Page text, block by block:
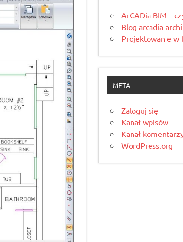
ArCADia BIM –
Blog arcadia-
Projektowanie w
META
Zaloguj się
Kanał wpisów
Kanał
WordPress.org